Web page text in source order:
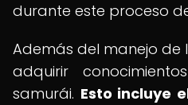
durante este proceso
Además del manejo de
adquirir
samurái. Esto incluye